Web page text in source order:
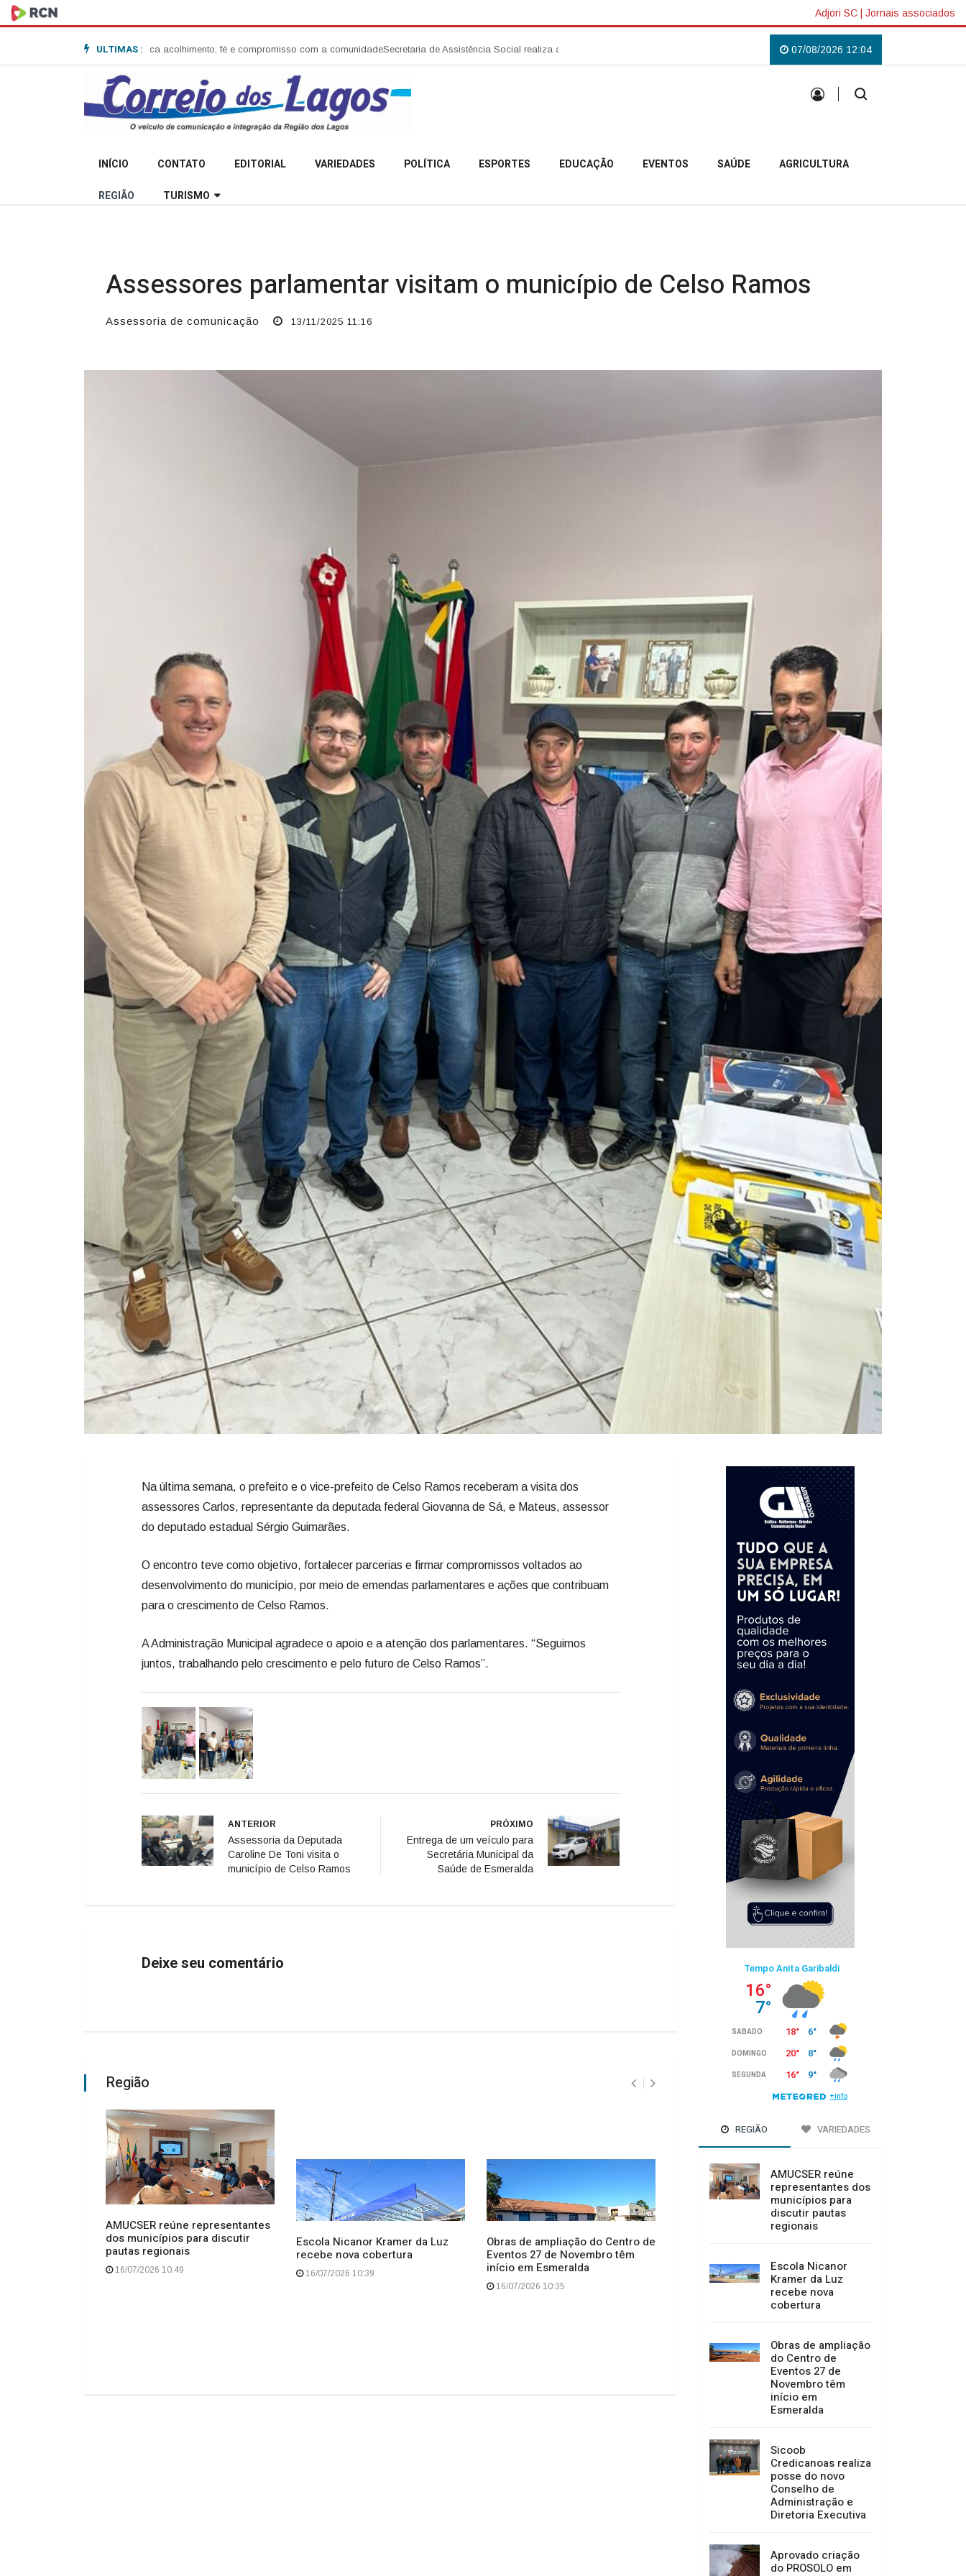
Adjori SC | Jornais associados
ULTIMAS :
Garibaldi e destaca acolhimento, fé e compromisso com a comunidade Secretaria de Assistência Social realiza abertura da Campanha Agosto Lilás em Campo Belo do Sul Uma tradição que voltou a reunir a comunidade
07/08/2026 12:04
INÍCIO CONTATO EDITORIAL VARIEDADES POLÍTICA ESPORTES EDUCAÇÃO EVENTOS SAÚDE AGRICULTURA
REGIÃO TURISMO
Assessores parlamentar visitam o município de Celso Ramos
Assessoria de comunicação 13/11/2025 11:16
Na última semana, o prefeito e o vice-prefeito de Celso Ramos receberam a visita dos
assessores Carlos, representante da deputada federal Giovanna de Sá, e Mateus, assessor
do deputado estadual Sérgio Guimarães.
O encontro teve como objetivo, fortalecer parcerias e firmar compromissos voltados ao
desenvolvimento do município, por meio de emendas parlamentares e ações que contribuam
para o crescimento de Celso Ramos.
A Administração Municipal agradece o apoio e a atenção dos parlamentares. “Seguimos
juntos, trabalhando pelo crescimento e pelo futuro de Celso Ramos”.
ANTERIOR
Assessoria da Deputada
Caroline De Toni visita o
município de Celso Ramos
PRÓXIMO
Entrega de um veículo para
Secretária Municipal da
Saúde de Esmeralda
Deixe seu comentário
Região
AMUCSER reúne representantes
dos municípios para discutir
pautas regionais
16/07/2026 10:49
Escola Nicanor Kramer da Luz
recebe nova cobertura
16/07/2026 10:39
Obras de ampliação do Centro de
Eventos 27 de Novembro têm
início em Esmeralda
16/07/2026 10:35
Administração e Diretoria
Executiva
REGIÃO VARIEDADES
AMUCSER reúne
representantes dos
municípios para
discutir pautas
regionais
Escola Nicanor
Kramer da Luz
recebe nova
cobertura
Obras de ampliação
do Centro de
Eventos 27 de
Novembro têm
início em
Esmeralda
Sicoob
Credicanoas realiza
posse do novo
Conselho de
Administração e
Diretoria Executiva
Aprovado criação
do PROSOLO em